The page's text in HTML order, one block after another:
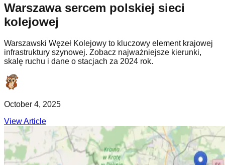
Warszawa sercem polskiej sieci
kolejowej
Warszawski Węzeł Kolejowy to kluczowy element krajowej
infrastruktury szynowej. Zobacz najważniejsze kierunki,
skalę ruchu i dane o stacjach za 2024 rok.
October 4, 2025
View Article